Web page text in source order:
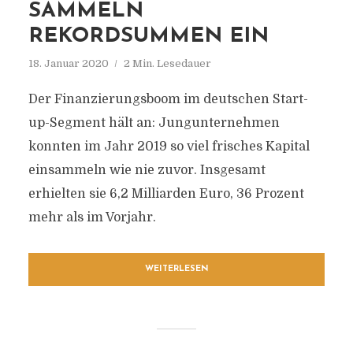
SAMMELN
REKORDSUMMEN EIN
18. Januar 2020 2 Min. Lesedauer
Der Finanzierungsboom im deutschen Start-
up-Segment hält an: Jungunternehmen
konnten im Jahr 2019 so viel frisches Kapital
einsammeln wie nie zuvor. Insgesamt
erhielten sie 6,2 Milliarden Euro, 36 Prozent
mehr als im Vorjahr.
WEITERLESEN